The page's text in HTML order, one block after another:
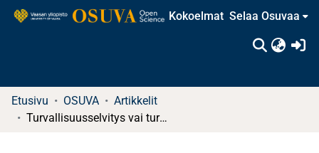
Kokoelmat Selaa Osuvaa
Etusivu OSUVA
Artikkelit
Turvallisuusselvitys vai turha selvitys?